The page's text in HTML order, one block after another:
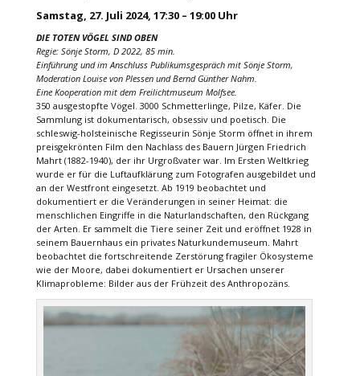
Samstag, 27. Juli 2024, 17:30 – 19:00 Uhr
DIE TOTEN VÖGEL SIND OBEN
Regie: Sönje Storm, D 2022, 85 min.
Einführung und im Anschluss Publikumsgespräch mit Sönje Storm,
Moderation Louise von Plessen und Bernd Günther Nahm.
Eine Kooperation mit dem Freilichtmuseum Molfsee.
350 ausgestopfte Vögel. 3000 Schmetterlinge, Pilze, Käfer. Die
Sammlung ist dokumentarisch, obsessiv und poetisch. Die
schleswig-holsteinische Regisseurin Sönje Storm öffnet in ihrem
preisgekrönten Film den Nachlass des Bauern Jürgen Friedrich
Mahrt (1882-1940), der ihr Urgroßvater war. Im Ersten Weltkrieg
wurde er für die Luftaufklärung zum Fotografen ausgebildet und
an der Westfront eingesetzt. Ab 1919 beobachtet und
dokumentiert er die Veränderungen in seiner Heimat: die
menschlichen Eingriffe in die Naturlandschaften, den Rückgang
der Arten. Er sammelt die Tiere seiner Zeit und eröffnet 1928 in
seinem Bauernhaus ein privates Naturkundemuseum. Mahrt
beobachtet die fortschreitende Zerstörung fragiler Ökosysteme
wie der Moore, dabei dokumentiert er Ursachen unserer
Klimaprobleme: Bilder aus der Frühzeit des Anthropozäns.